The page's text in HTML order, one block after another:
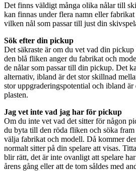
Det finns väldigt många olika nålar till
kan finnas under flera namn eller fabrikat
vilken nål som passar till just din
Sök efter din pickup
Det säkraste är om du vet vad din
den blå fliken anger du fabrikat och
de nålar som passar till din pickup. Det
alternativ, ibland är det stor skillnad
stor uppgraderingspotential och ibland
plasten.
Jag vet inte vad jag har för pickup
Om du inte vet vad det sitter för någon
du byta till den röda fliken och söka
välja fabrikat och modell. Då kommer
normalt sitter på din spelare att visas.
blir rätt, det är inte ovanligt att spelare
årens gång eller att de tom såldes med